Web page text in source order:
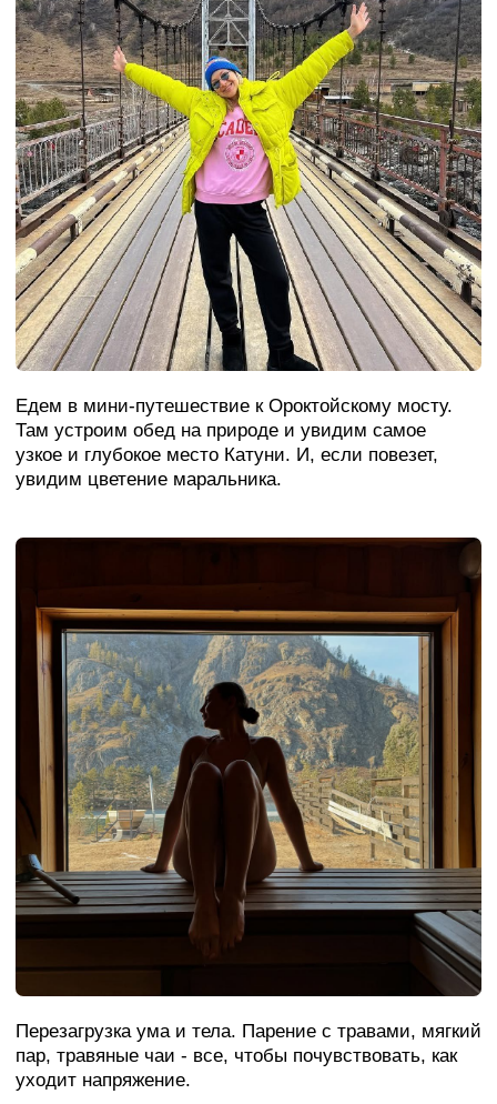
По приезде ты размещаешься в уютном
шатре или домике — с мягкими кроватями
с подогревом и стильным декором. Здесь
есть все, чтобы ты чувствовал себя
комфортно и расслаблено.
После небольшого отдыха мы собираемся
на ужин в ресторане. Затем — вечер
у костра, где мы познакомимся друг
с другом, расскажем, что нас ждет в этом
путешествии, и поделимся ценностями
«Айвенго».
«Этот вечер — про ощущение дома вдали
от дома, новые знакомства и предвкушение
предстоящих дней.»
День 2. Алтайские легенды и кино под
звездами
Утро начинается с пробуждающей йоги
в ангаре или на террасе с видом на горы. Это
мягкая практика, которая наполнит тебя
энергией на день. После практики — вкусный
завтрак от шефа.
А после мы отправляемся в мини-
путешествие к Ороктойскому мосту. Это одно
из самых живописных мест Алтая: скалистые
берега Катуни, бирюзовая вода и дух
древних легенд. Мы прогуляемся по тропам,
узнаем, как здесь жили кочевники, и сделаем
После возвращение — время для отдыха:
можно погулять по территории, почитать
книгу в гамаке или просто полежать с видом